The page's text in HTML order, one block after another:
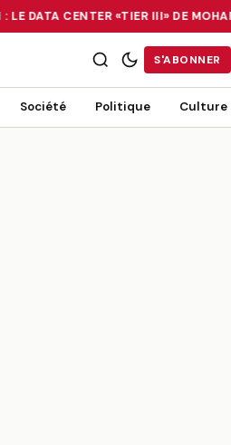
LE DATA CENTER «TIER III» DE
«TIER III» DE MOHAMMADIA, UN
S'ABONNER
Société Politique Culture